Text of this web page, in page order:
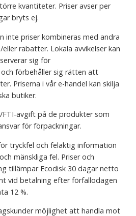
kvantiteter. Priser avser per
bryts ej.
inte priser kombineras med andra
rabatter. Lokala avvikelser kan
sig för
förbehåller sig rätten att
Priserna i vår e-handel kan skilja
butiker.
FTI-avgift på de produkter som
för förpackningar.
tryckfel och felaktig information
mänskliga fel. Priser och
tillämpar Ecodisk 30 dagar netto
vid betalning efter förfallodagen
12 %.
möjlighet att handla mot